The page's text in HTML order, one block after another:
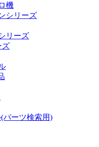
機
シリーズ
リーズ
ズ
パーツ検索用)